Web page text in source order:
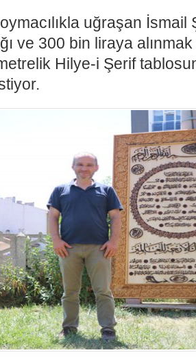
uğraşan İsmail
ve 300 bin liraya
Hilye-i Şerif